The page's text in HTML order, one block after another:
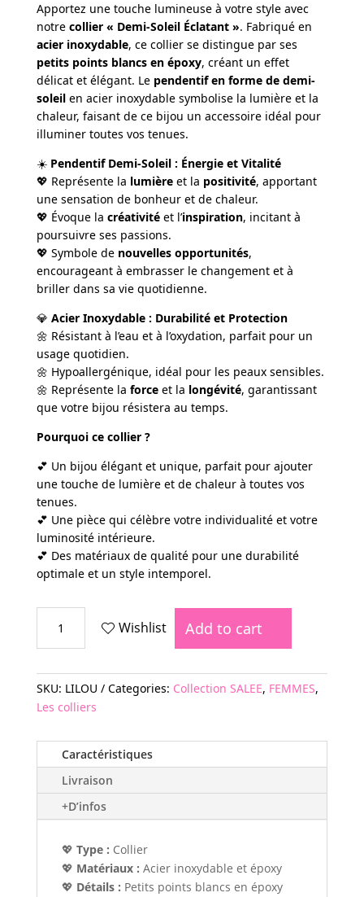
Apportez une touche lumineuse à votre style avec
notre collier « Demi-Soleil Éclatant ». Fabriqué en
acier inoxydable, ce collier se distingue par ses
petits points blancs en époxy, créant un effet
délicat et élégant. Le pendentif en forme de demi-
soleilen acier inoxydable symbolise la lumière et la
chaleur, faisant de ce bijou un accessoire idéal pour
illuminer toutes vos tenues.
☀️ Pendentif Demi-Soleil : Énergie et Vitalité
💖 Représente la lumièreet la positivité, apportant
une sensation de bonheur et de chaleur.
💖 Évoque la créativitéet l’inspiration, incitant à
poursuivre ses passions.
💖 Symbole de nouvelles opportunités,
encourageant à embrasser le changement et à
briller dans sa vie quotidienne.
💎 Acier Inoxydable : Durabilité et Protection
🌼 Résistant à l’eau et à l’oxydation, parfait pour un
usage quotidien.
🌼 Hypoallergénique, idéal pour les peaux sensibles.
🌼 Représente la forceet la longévité, garantissant
que votre bijou résistera au temps.
Pourquoi ce collier ?
💕 Un bijou élégant et unique, parfait pour ajouter
une touche de lumière et de chaleur à toutes vos
tenues.
💕 Une pièce qui célèbre votre individualité et votre
luminosité intérieure.
💕 Des matériaux de qualité pour une durabilité
optimale et un style intemporel.
LILOU
quantity
Wishlist Add to cart
SKU: LILOU Categories: Collection SALEE, FEMMES,
Les colliers
Caractéristiques
Livraison
+D’infos
💖 Type : Collier
💖 Matériaux : Acier inoxydable et époxy
💖 Détails : Petits points blancs en époxy